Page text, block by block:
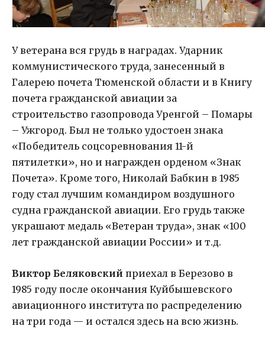
У ветерана вся грудь в наградах. Ударник
коммунистического труда, занесенный в
Галерею почета Тюменской области и в Книгу
почета гражданской авиации за
строительство газопровода Уренгой – Помары
– Ужгород. Был не только удостоен знака
«Победитель соцсоревнования 11-й
пятилетки», но и награжден орденом «Знак
Почета». Кроме того, Николай Бабкин в 1985
году стал лучшим командиром воздушного
судна гражданской авиации. Его грудь также
украшают медаль «Ветеран труда», знак «100
лет гражданской авиации России» и т.д.
Виктор Беляковский приехал в Березово в
1985 году после окончания Куйбышевского
авиационного института по распределению
на три года — и остался здесь на всю жизнь.